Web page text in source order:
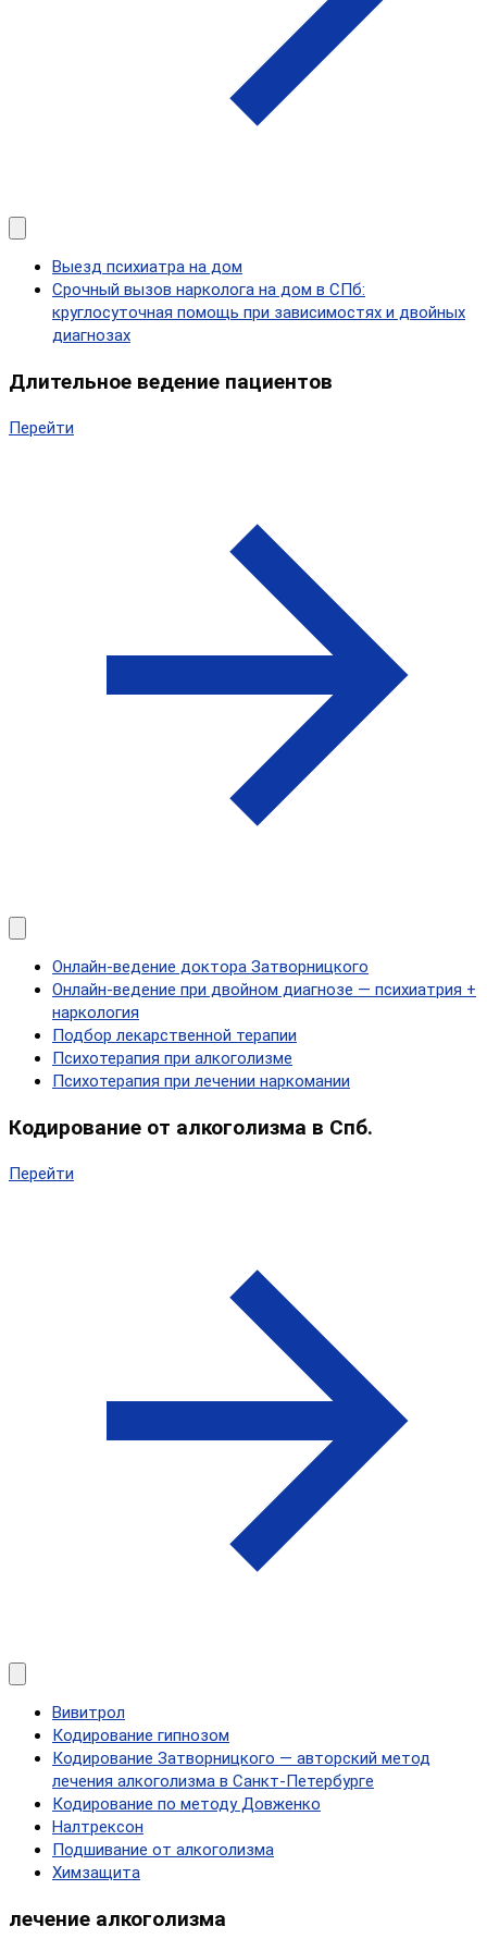
Выезд психиатра на дом
Срочный вызов нарколога на дом в СПб:
круглосуточная помощь при зависимостях и двойных
диагнозах
Длительное ведение пациентов
Перейти
Онлайн-ведение доктора Затворницкого
Онлайн‑ведение при двойном диагнозе — психиатрия +
наркология
Подбор лекарственной терапии
Психотерапия при алкоголизме
Психотерапия при лечении наркомании
Кодирование от алкоголизма в Спб.
Перейти
Вивитрол
Кодирование гипнозом
Кодирование Затворницкого — авторский метод
лечения алкоголизма в Санкт‑Петербурге
Кодирование по методу Довженко
Налтрексон
Подшивание от алкоголизма
Химзащита
лечение алкоголизма